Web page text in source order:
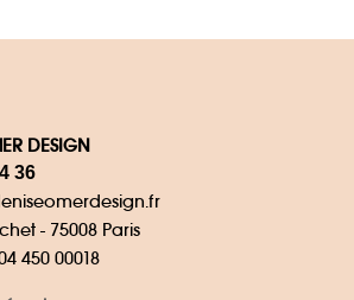
DESIGN
36
- 75008 Paris
450 00018